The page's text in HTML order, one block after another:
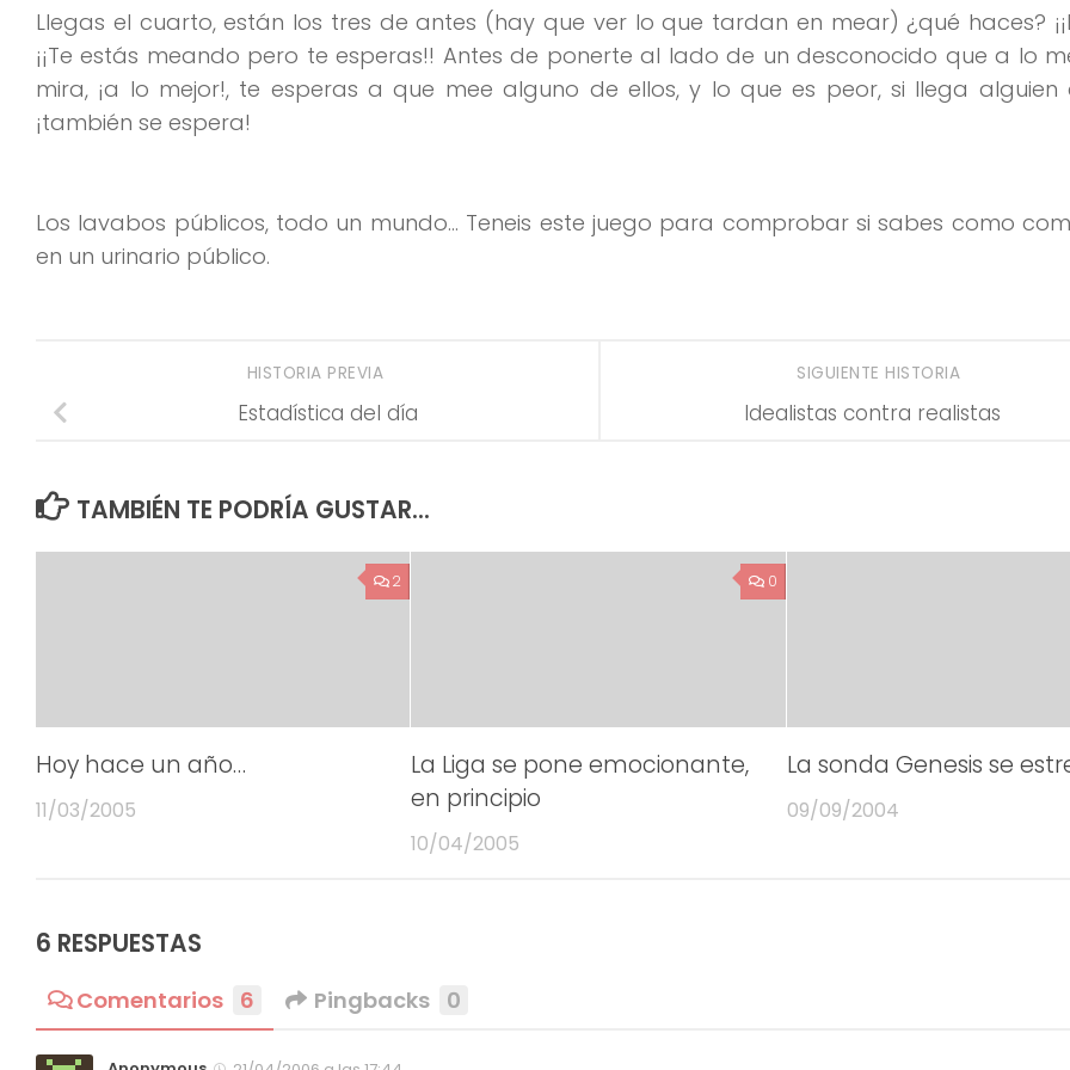
Llegas el cuarto, están los tres de antes (hay que ver lo que tardan en mear) ¿qué haces?
¡¡Te estás meando pero te esperas!! Antes de ponerte al lado de un desconocido que a lo
mira, ¡a lo mejor!, te esperas a que mee alguno de ellos, y lo que es peor, si llega alguien
¡también se espera!
Los lavabos públicos, todo un mundo… Teneis este juego para comprobar si sabes como
en un urinario público.
SIGUIENTE HISTORIA
Idealistas contra realistas
HISTORIA PREVIA
Estadística del día
TAMBIÉN TE PODRÍA GUSTAR...
2
Hoy hace un año…
11/03/2005
0
La Liga se pone emocionante,
en principio
10/04/2005
La sonda Genesis se
09/09/2004
6 RESPUESTAS
Comentarios 6 Pingbacks 0